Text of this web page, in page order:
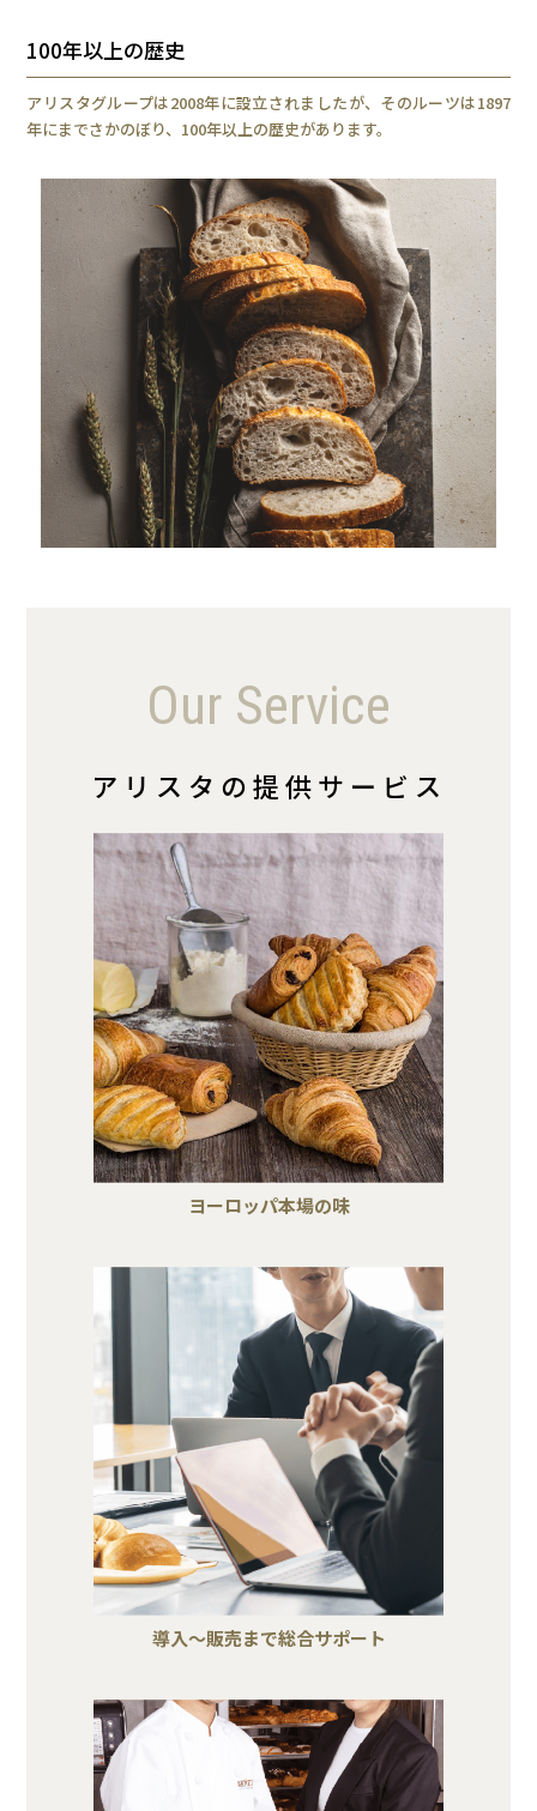
100年以上の歴史
アリスタグループは2008年に設立されましたが、そのルーツは1897
年にまでさかのぼり、100年以上の歴史があります。
VIEW MORE
Our Service
アリスタの提供サービス
ヨーロッパ本場の味
導入～販売まで総合サポート